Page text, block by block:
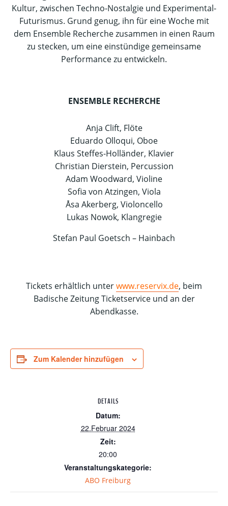
Kultur, zwischen Techno-Nostalgie und Experimental-
Futurismus. Grund genug, ihn für eine Woche mit
dem Ensemble Recherche zusammen in einen Raum
zu stecken, um eine einstündige gemeinsame
Performance zu entwickeln.
ENSEMBLE RECHERCHE
Anja Clift, Flöte
Eduardo Olloqui, Oboe
Klaus Steffes-Holländer, Klavier
Christian Dierstein, Percussion
Adam Woodward, Violine
Sofia von Atzingen, Viola
Åsa Akerberg, Violoncello
Lukas Nowok, Klangregie
Stefan Paul Goetsch – Hainbach
Tickets erhältlich unterwww.reservix.de, beim
Badische Zeitung Ticketservice und an der
Abendkasse.
Zum Kalender hinzufügen
DETAILS
Datum:
22.Februar 2024
Zeit:
20:00
Veranstaltungskategorie:
ABO Freiburg